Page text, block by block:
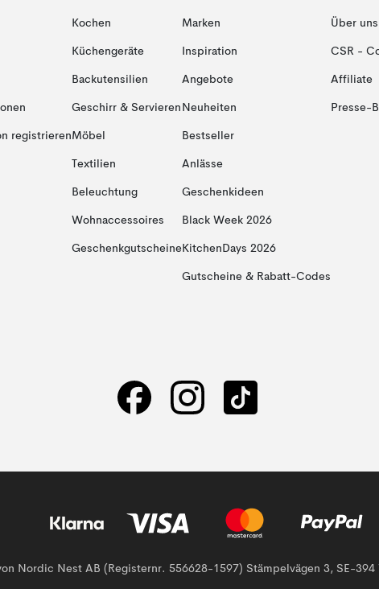
registrieren
Kochen
Küchengeräte
Backutensilien
Geschirr & Servieren
Möbel
Textilien
Beleuchtung
Wohnaccessoires
Geschenkgutscheine
Marken
Inspiration
Angebote
Neuheiten
Bestseller
Anlässe
Geschenkideen
Black Week 2026
KitchenDays 2026
Gutscheine & Rabatt-Codes
Über uns
CSR -
Affiliate
Presse-
Nordic Nest AB (Registernr. 556628-1597) Stämpelvägen 3, SE-394